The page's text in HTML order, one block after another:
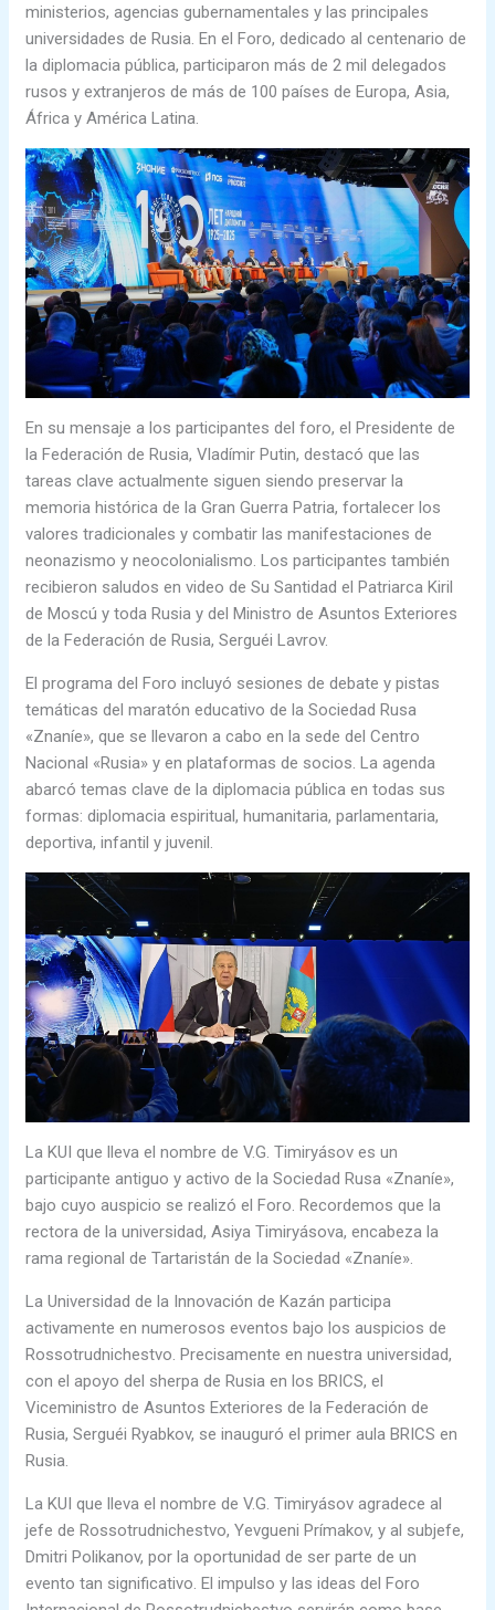
ministerios, agencias gubernamentales y las principales
universidades de Rusia. En el Foro, dedicado al centenario de
la diplomacia pública, participaron más de 2 mil delegados
rusos y extranjeros de más de 100 países de Europa, Asia,
África y América Latina.
En su mensaje a los participantes del foro, el Presidente de
la Federación de Rusia, Vladímir Putin, destacó que las
tareas clave actualmente siguen siendo preservar la
memoria histórica de la Gran Guerra Patria, fortalecer los
valores tradicionales y combatir las manifestaciones de
neonazismo y neocolonialismo. Los participantes también
recibieron saludos en video de Su Santidad el Patriarca Kiril
de Moscú y toda Rusia y del Ministro de Asuntos Exteriores
de la Federación de Rusia, Serguéi Lavrov.
El programa del Foro incluyó sesiones de debate y pistas
temáticas del maratón educativo de la Sociedad Rusa
«Znaníe», que se llevaron a cabo en la sede del Centro
Nacional «Rusia» y en plataformas de socios. La agenda
abarcó temas clave de la diplomacia pública en todas sus
formas: diplomacia espiritual, humanitaria, parlamentaria,
deportiva, infantil y juvenil.
La KUI que lleva el nombre de V.G. Timiryásov es un
participante antiguo y activo de la Sociedad Rusa «Znaníe»,
bajo cuyo auspicio se realizó el Foro. Recordemos que la
rectora de la universidad, Asiya Timiryásova, encabeza la
rama regional de Tartaristán de la Sociedad «Znaníe».
La Universidad de la Innovación de Kazán participa
activamente en numerosos eventos bajo los auspicios de
Rossotrudnichestvo. Precisamente en nuestra universidad,
con el apoyo del sherpa de Rusia en los BRICS, el
Viceministro de Asuntos Exteriores de la Federación de
Rusia, Serguéi Ryabkov, se inauguró el primer aula BRICS en
Rusia.
La KUI que lleva el nombre de V.G. Timiryásov agradece al
jefe de Rossotrudnichestvo, Yevgueni Prímakov, y al subjefe,
Dmitri Polikanov, por la oportunidad de ser parte de un
evento tan significativo. El impulso y las ideas del Foro